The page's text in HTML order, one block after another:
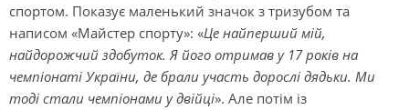
спортом. Показує маленький значок з тризубом та
написом «Майстер спорту»: «Це найперший мій,
найдорожчий здобуток. Я його отримав у 17 років на
чемпіонаті України, де брали участь дорослі дядьки. Ми
тоді стали чемпіонами у двійці». Але потім із